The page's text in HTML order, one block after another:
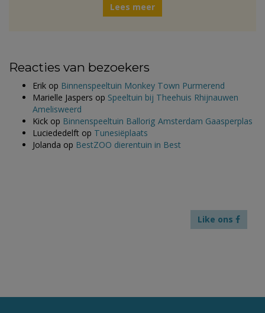
Lees meer
Reacties van bezoekers
Erik op Binnenspeeltuin Monkey Town Purmerend
Marielle Jaspers op Speeltuin bij Theehuis Rhijnauwen
Amelisweerd
Kick op Binnenspeeltuin Ballorig Amsterdam Gaasperplas
Luciededelft op Tunesiëplaats
Jolanda op BestZOO dierentuin in Best
Like ons